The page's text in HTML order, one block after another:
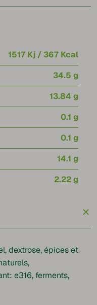
1517 Kj / 367 Kcal
34.5 g
13.84 g
0.1 g
0.1 g
14.1 g
2.22 g
+
dextrose, épices et
e316, ferments,